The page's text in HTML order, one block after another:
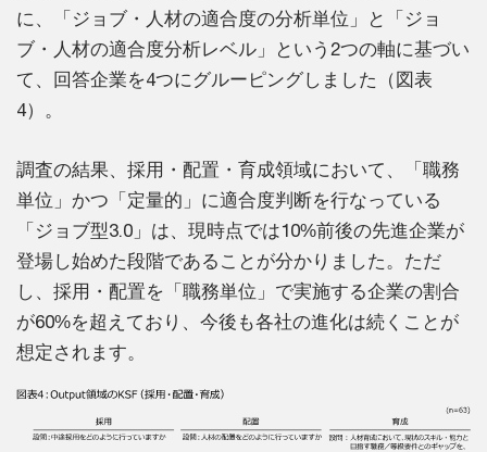
に、「ジョブ・人材の適合度の分析単位」と「ジョ
ブ・人材の適合度分析レベル」という2つの軸に基づい
て、回答企業を4つにグルーピングしました（図表
4）。
調査の結果、採用・配置・育成領域において、「職務
単位」かつ「定量的」に適合度判断を行なっている
「ジョブ型3.0」は、現時点では10%前後の先進企業が
登場し始めた段階であることが分かりました。ただ
し、採用・配置を「職務単位」で実施する企業の割合
が60%を超えており、今後も各社の進化は続くことが
想定されます。